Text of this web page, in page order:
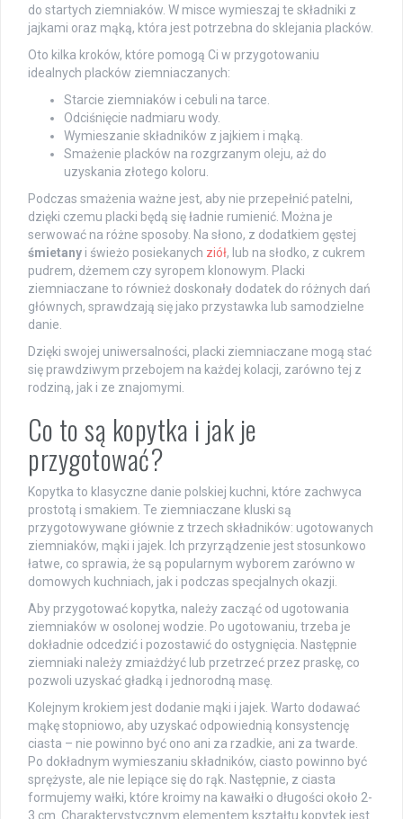
do startych ziemniaków. W misce wymieszaj te składniki z
jajkami oraz mąką, która jest potrzebna do sklejania placków.
Oto kilka kroków, które pomogą Ci w przygotowaniu
idealnych placków ziemniaczanych:
Starcie ziemniaków i cebuli na tarce.
Odciśnięcie nadmiaru wody.
Wymieszanie składników z jajkiem i mąką.
Smażenie placków na rozgrzanym oleju, aż do
uzyskania złotego koloru.
Podczas smażenia ważne jest, aby nie przepełnić patelni,
dzięki czemu placki będą się ładnie rumienić. Można je
serwować na różne sposoby. Na słono, z dodatkiem gęstej
śmietany i świeżo posiekanych ziół, lub na słodko, z cukrem
pudrem, dżemem czy syropem klonowym. Placki
ziemniaczane to również doskonały dodatek do różnych dań
głównych, sprawdzają się jako przystawka lub samodzielne
danie.
Dzięki swojej uniwersalności, placki ziemniaczane mogą stać
się prawdziwym przebojem na każdej kolacji, zarówno tej z
rodziną, jak i ze znajomymi.
Co to są kopytka i jak je
przygotować?
Kopytka to klasyczne danie polskiej kuchni, które zachwyca
prostotą i smakiem. Te ziemniaczane kluski są
przygotowywane głównie z trzech składników: ugotowanych
ziemniaków, mąki i jajek. Ich przyrządzenie jest stosunkowo
łatwe, co sprawia, że są popularnym wyborem zarówno w
domowych kuchniach, jak i podczas specjalnych okazji.
Aby przygotować kopytka, należy zacząć od ugotowania
ziemniaków w osolonej wodzie. Po ugotowaniu, trzeba je
dokładnie odcedzić i pozostawić do ostygnięcia. Następnie
ziemniaki należy zmiażdżyć lub przetrzeć przez praskę, co
pozwoli uzyskać gładką i jednorodną masę.
Kolejnym krokiem jest dodanie mąki i jajek. Warto dodawać
mąkę stopniowo, aby uzyskać odpowiednią konsystencję
ciasta – nie powinno być ono ani za rzadkie, ani za twarde.
Po dokładnym wymieszaniu składników, ciasto powinno być
sprężyste, ale nie lepiące się do rąk. Następnie, z ciasta
formujemy wałki, które kroimy na kawałki o długości około 2-
3 cm. Charakterystycznym elementem kształtu kopytek jest